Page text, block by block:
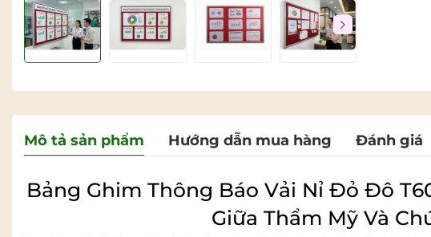
Mô tả sản phẩm Hướng dẫn mua hàng Đánh giá
Bảng Ghim Thông Báo Vải Nỉ Đỏ Đô
Giữa Thẩm Mỹ Và